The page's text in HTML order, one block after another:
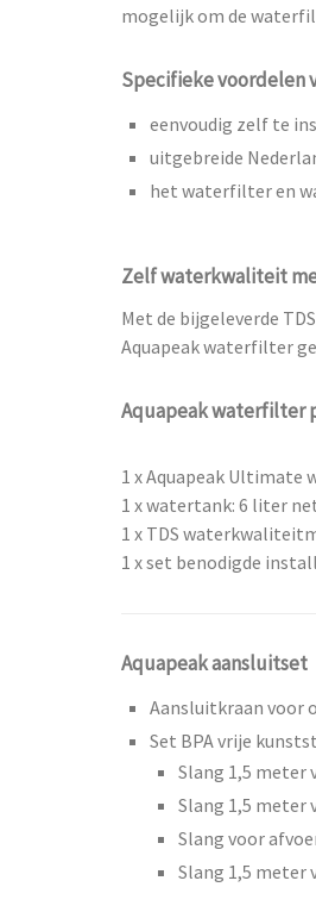
mogelijk om de
Specifieke voordelen
eenvoudig zelf te
uitgebreide
het waterfilter en
Zelf waterkwaliteit
Met de bijgeleverde
Aquapeak waterfilter
Aquapeak waterfilter
1 x Aquapeak
1 x watertank: 6 liter
1 x TDS
1 x set benodigde
Aquapeak aansluitset
Aansluitkraan voor
Set BPA vrije
Slang 1,5 meter
Slang 1,5 meter
Slang voor
Slang 1,5 meter